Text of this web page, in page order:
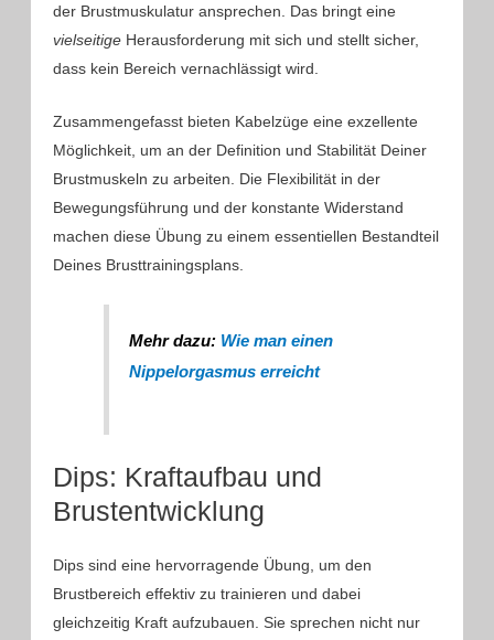
der Brustmuskulatur ansprechen. Das bringt eine
vielseitigeHerausforderung mit sich und stellt sicher,
dass kein Bereich vernachlässigt wird.
Zusammengefasst bieten Kabelzüge eine exzellente
Möglichkeit, um an der Definition und Stabilität Deiner
Brustmuskeln zu arbeiten. Die Flexibilität in der
Bewegungsführung und der konstante Widerstand
machen diese Übung zu einem essentiellen Bestandteil
Deines Brusttrainingsplans.
Mehr dazu: Wie man einen
Nippelorgasmus erreicht
Dips: Kraftaufbau und
Brustentwicklung
Dips sind eine hervorragende Übung, um den
Brustbereich effektiv zu trainieren und dabei
gleichzeitig Kraft aufzubauen. Sie sprechen nicht nur